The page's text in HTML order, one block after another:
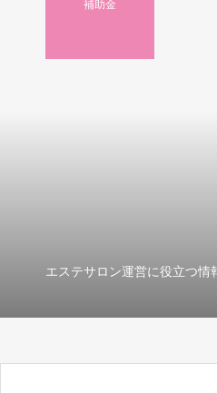
補助金
エステサロン運営に役立つ情